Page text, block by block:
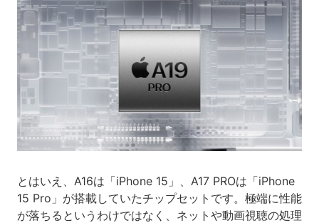
とはいえ、A16は「iPhone 15」、A17 PROは「iPhone
15 Pro」が搭載していたチップセットです。極端に性能
が落ちるというわけではなく、ネットや動画視聴の処理